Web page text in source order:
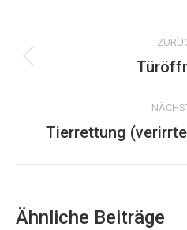
Tierrettung
Ähnliche Beiträge